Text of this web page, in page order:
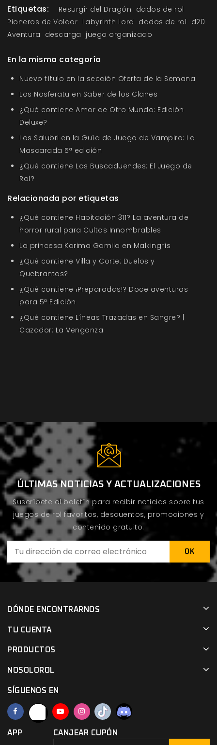
Etiquetas: Resurgir del Dragón dados de rol
Pioneros de Voldor Labyrinth Lord dados de rol d20
Aventura descarga juego organizado
En la misma categoría
Nuevo título en la sección Oferta de la Semana
Los Nosferatu en Saber de los Clanes
¿Qué contiene Amor de Otro Mundo: Edición
Deluxe?
Los Salubri en la Guía de Juego de Vampiro: La
Mascarada 5ª edición
¿Qué contiene Los Buscaduendes: El Juego de
Rol?
Relacionada por etiquetas
¿Qué contiene Habitación 311? La aventura de
horror rural para Cultos Innombrables
La princesa Karima Gamila en Malkingrís
¿Qué contiene Villa y Corte: Duelos y
Quebrantos?
¿Qué contiene ¡Preparadas!? Doce aventuras
para 5ª Edición
¿Qué contiene Líneas Trazadas en Sangre? |
Cazador: La Venganza
ÚLTIMAS NOTICIAS Y ACTUALIZACIONES
Suscríbete al boletín para recibir noticias sobre tus
juegos de rol favoritos, descuentos, promociones y
contenido gratuito.
DÓNDE ENCONTRARNOS
TU CUENTA
PRODUCTOS
NOSOLOROL
SÍGUENOS EN
APP CANJEAR CUPÓN